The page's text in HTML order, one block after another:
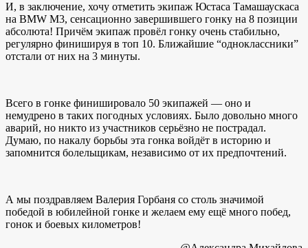
И, в заключение, хочу отметить экипаж Юстаса Тамашаускаса
на BMW М3, сенсационно завершившего гонку на 8 позиции
абсолюта! Причём экипаж провёл гонку очень стабильно,
регулярно финишируя в топ 10. Ближайшие “одноклассники”
отстали от них на 3 минуты.
Всего в гонке финишировало 50 экипажей — оно и
немудрено в таких погодных условиях. Было довольно много
аварий, но никто из участников серьёзно не пострадал.
Думаю, по накалу борьбы эта гонка войдёт в историю и
запомнится болельщикам, независимо от их предпочтений.
А мы поздравляем Валерия Горбаня со столь значимой
победой в юбилейной гонке и желаем ему ещё много побед,
гонок и боевых километров!